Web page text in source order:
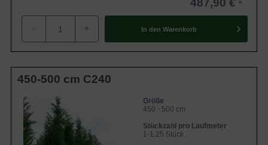
487,90 €
- + In den Warenkorb
450-500 cm C240
Größe
450 - 500 cm
Stückzahl pro Laufmeter
1-1,25 Stück